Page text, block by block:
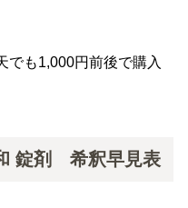
でも1,000円前後で購入
錠剤 希釈早見表